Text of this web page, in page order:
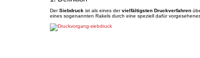
DerSiebdruck ist als eines dervielfältigsten Druckverfahren
eines sogenannten Rakels durch eine speziell dafür